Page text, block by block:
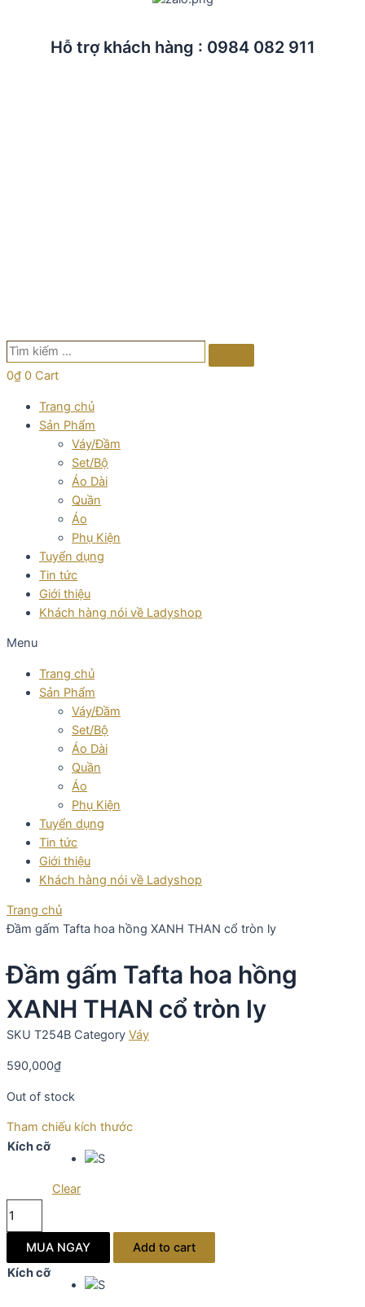
Hỗ trợ khách hàng : 0984 082 911
Tìm
kiếm
…
0₫ 0 Cart
Trang chủ
Sản Phẩm
Váy/Đầm
Set/Bộ
Áo Dài
Quần
Áo
Phụ Kiện
Tuyển dụng
Tin tức
Giới thiệu
Khách hàng nói về Ladyshop
Menu
Trang chủ
Sản Phẩm
Váy/Đầm
Set/Bộ
Áo Dài
Quần
Áo
Phụ Kiện
Tuyển dụng
Tin tức
Giới thiệu
Khách hàng nói về Ladyshop
Trang chủ
Đầm gấm Tafta hoa hồng XANH THAN cổ tròn ly
Đầm gấm Tafta hoa hồng
XANH THAN cổ tròn ly
SKU T254B Category Váy
590,000₫
Out of stock
Tham chiếu kích thước
Kích cỡ
Clear
Đầm
Tafta
hoa
hồng
MUA NGAY
Add to cart
Kích cỡ